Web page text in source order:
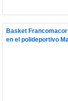
Basket
en el polideportivo